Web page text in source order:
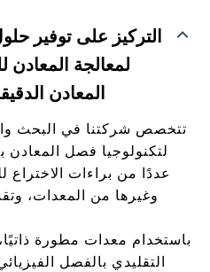
التركيز على توفير
لمعالجة المعادن
المعادن
تتخصص شركتنا في البحث
لتكنولوجيا فصل المعادن
عددًا من براءات الاختراع
وغيرها من المعدات،
باستخدام معدات مطورة
التقليدي بالفصل